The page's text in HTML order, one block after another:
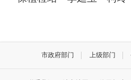
市政府部门 上级部门